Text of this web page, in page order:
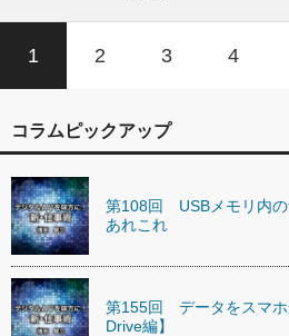
1 2 3 4
コラムピックアップ
第108回 USBメモリ内
あれこれ
第155回 データをスマホ
Drive編】